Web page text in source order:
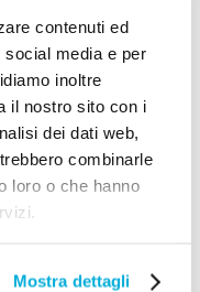
contenuti ed
social media e per
inoltre
il nostro sito con i
dei dati web,
combinarle
loro o che hanno
Mostra dettagli